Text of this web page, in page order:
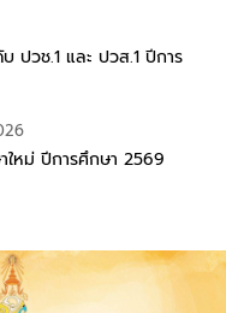
ปวช.1 และ ปวส.1 ปีการ
หม่ ปีการศึกษา 2569